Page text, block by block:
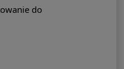
do